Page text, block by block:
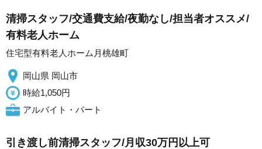
清掃スタッフ/交通費支給/夜勤なし/担当者オススメ/
有料老人ホーム
住宅型有料老人ホーム月桃雄町
岡山県 岡山市
時給1,050円
アルバイト・パート
引き渡し前清掃スタッフ/月収30万円以上可